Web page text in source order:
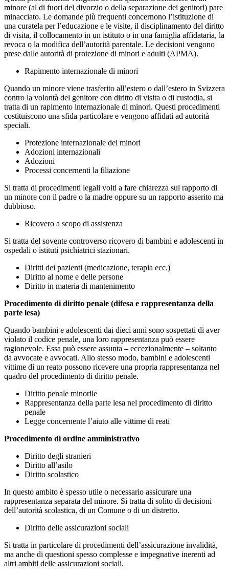
minore (al di fuori del divorzio o della separazione dei genitori) pare
minacciato. Le domande più frequenti concernono l’istituzione di
una curatela per l’educazione e le visite, il disciplinamento del diritto
di visita, il collocamento in un istituto o in una famiglia affidataria, la
revoca o la modifica dell’autorità parentale. Le decisioni vengono
prese dalle autorità di protezione di minori e adulti (APMA).
Rapimento internazionale di minori
Quando un minore viene trasferito all’estero o dall’estero in Svizzera
contro la volontà del genitore con diritto di visita o di custodia, si
tratta di un rapimento internazionale di minori. Questi procedimenti
costituiscono una sfida particolare e vengono affidati ad autorità
speciali.
Protezione internazionale dei minori
Adozioni internazionali
Adozioni
Processi concernenti la filiazione
Si tratta di procedimenti legali volti a fare chiarezza sul rapporto di
un minore con il padre o la madre oppure su un rapporto asserito ma
dubbioso.
Ricovero a scopo di assistenza
Si tratta del sovente controverso ricovero di bambini e adolescenti in
ospedali o istituti psichiatrici stazionari.
Diritti dei pazienti (medicazione, terapia ecc.)
Diritto al nome e delle persone
Diritto in materia di mantenimento
Procedimento di diritto penale (difesa e rappresentanza della
parte lesa)
Quando bambini e adolescenti dai dieci anni sono sospettati di aver
violato il codice penale, una loro rappresentanza può essere
ragionevole. Essa può essere assunta – eccezionalmente – soltanto
da avvocate e avvocati. Allo stesso modo, bambini e adolescenti
vittime di un reato possono ricevere una propria rappresentanza nel
quadro del procedimento di diritto penale.
Diritto penale minorile
Rappresentanza della parte lesa nel procedimento di diritto
penale
Legge concernente l’aiuto alle vittime di reati
Procedimento di ordine amministrativo
Diritto degli stranieri
Diritto all’asilo
Diritto scolastico
In questo ambito è spesso utile o necessario assicurare una
rappresentanza separata del minore. Si tratta di solito di decisioni
dell’autorità scolastica, di un Comune o di un distretto.
Diritto delle assicurazioni sociali
Si tratta in particolare di procedimenti dell’assicurazione invalidità,
ma anche di questioni spesso complesse e impegnative inerenti ad
altri ambiti delle assicurazioni sociali.